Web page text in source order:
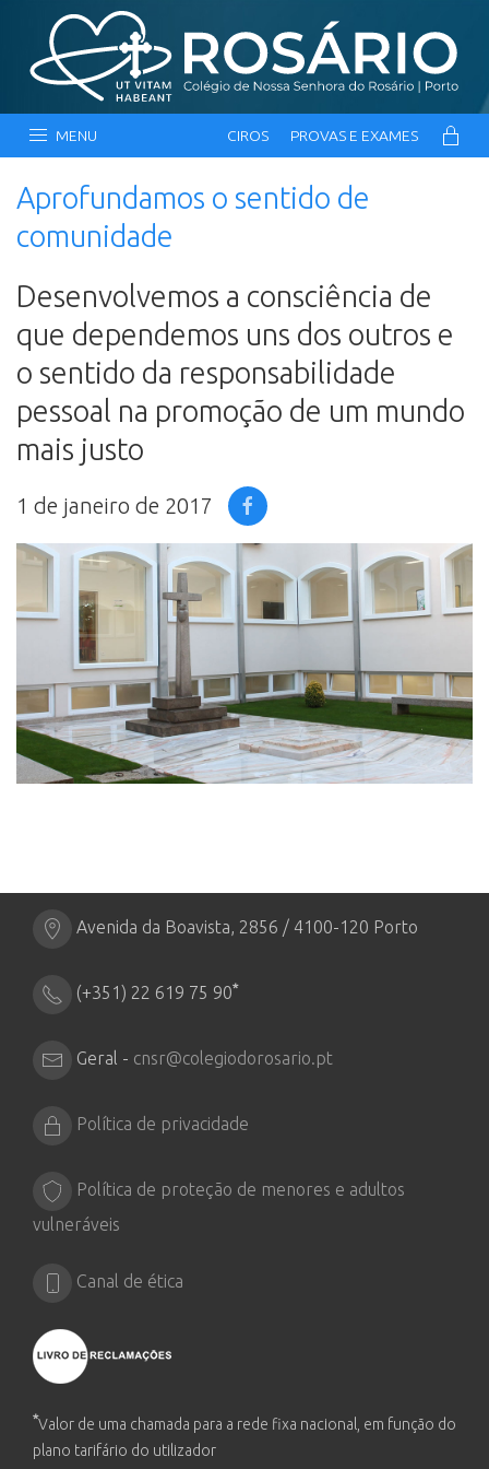
MENU CIROS PROVAS E EXAMES
Aprofundamos o sentido de
comunidade
Desenvolvemos a consciência de
que dependemos uns dos outros e
o sentido da responsabilidade
pessoal na promoção de um mundo
mais justo
1 de janeiro de 2017
Avenida da Boavista, 2856 / 4100-120 Porto
(+351) 22 619 75 90*
Geral - cnsr@colegiodorosario.pt
Política de privacidade
Política de proteção de menores e adultos
vulneráveis
Canal de ética
*Valor de uma chamada para a rede fixa nacional, em função do
plano tarifário do utilizador